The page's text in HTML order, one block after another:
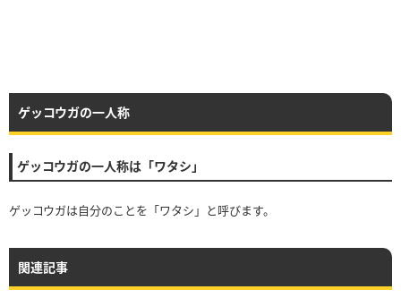
ゲッコウガの一人称
ゲッコウガの一人称は「ワタシ」
ゲッコウガは自分のことを「ワタシ」と呼びます。
関連記事